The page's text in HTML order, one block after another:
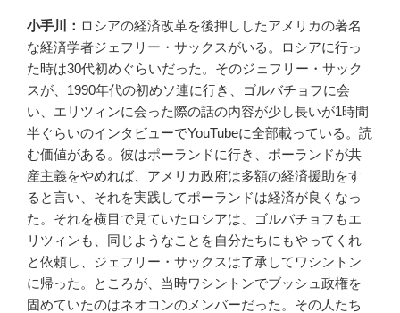
小手川： ロシアの経済改革を後押ししたアメリカの著名
な経済学者ジェフリー・サックスがいる。ロシアに行っ
た時は30代初めぐらいだった。そのジェフリー・サック
スが、1990年代の初めソ連に行き、ゴルバチョフに会
い、エリツィンに会った際の話の内容が少し長いが1時間
半ぐらいのインタビューでYouTubeに全部載っている。読
む価値がある。彼はポーランドに行き、ポーランドが共
産主義をやめれば、アメリカ政府は多額の経済援助をす
ると言い、それを実践してポーランドは経済が良くなっ
た。それを横目で見ていたロシアは、ゴルバチョフもエ
リツィンも、同じようなことを自分たちにもやってくれ
と依頼し、ジェフリー・サックスは了承してワシントン
に帰った。ところが、当時ワシントンでブッシュ政権を
固めていたのはネオコンのメンバーだった。その人たち